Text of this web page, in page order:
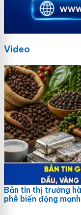
Video
Bản tin thị trường
phê biến động mạnh